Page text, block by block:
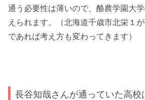
通う必要性は薄いので、酪農学園大
えられます。（北海道千歳市北栄１
であれば考え方も変わってきます）
長谷知哉さんが通っていた高校